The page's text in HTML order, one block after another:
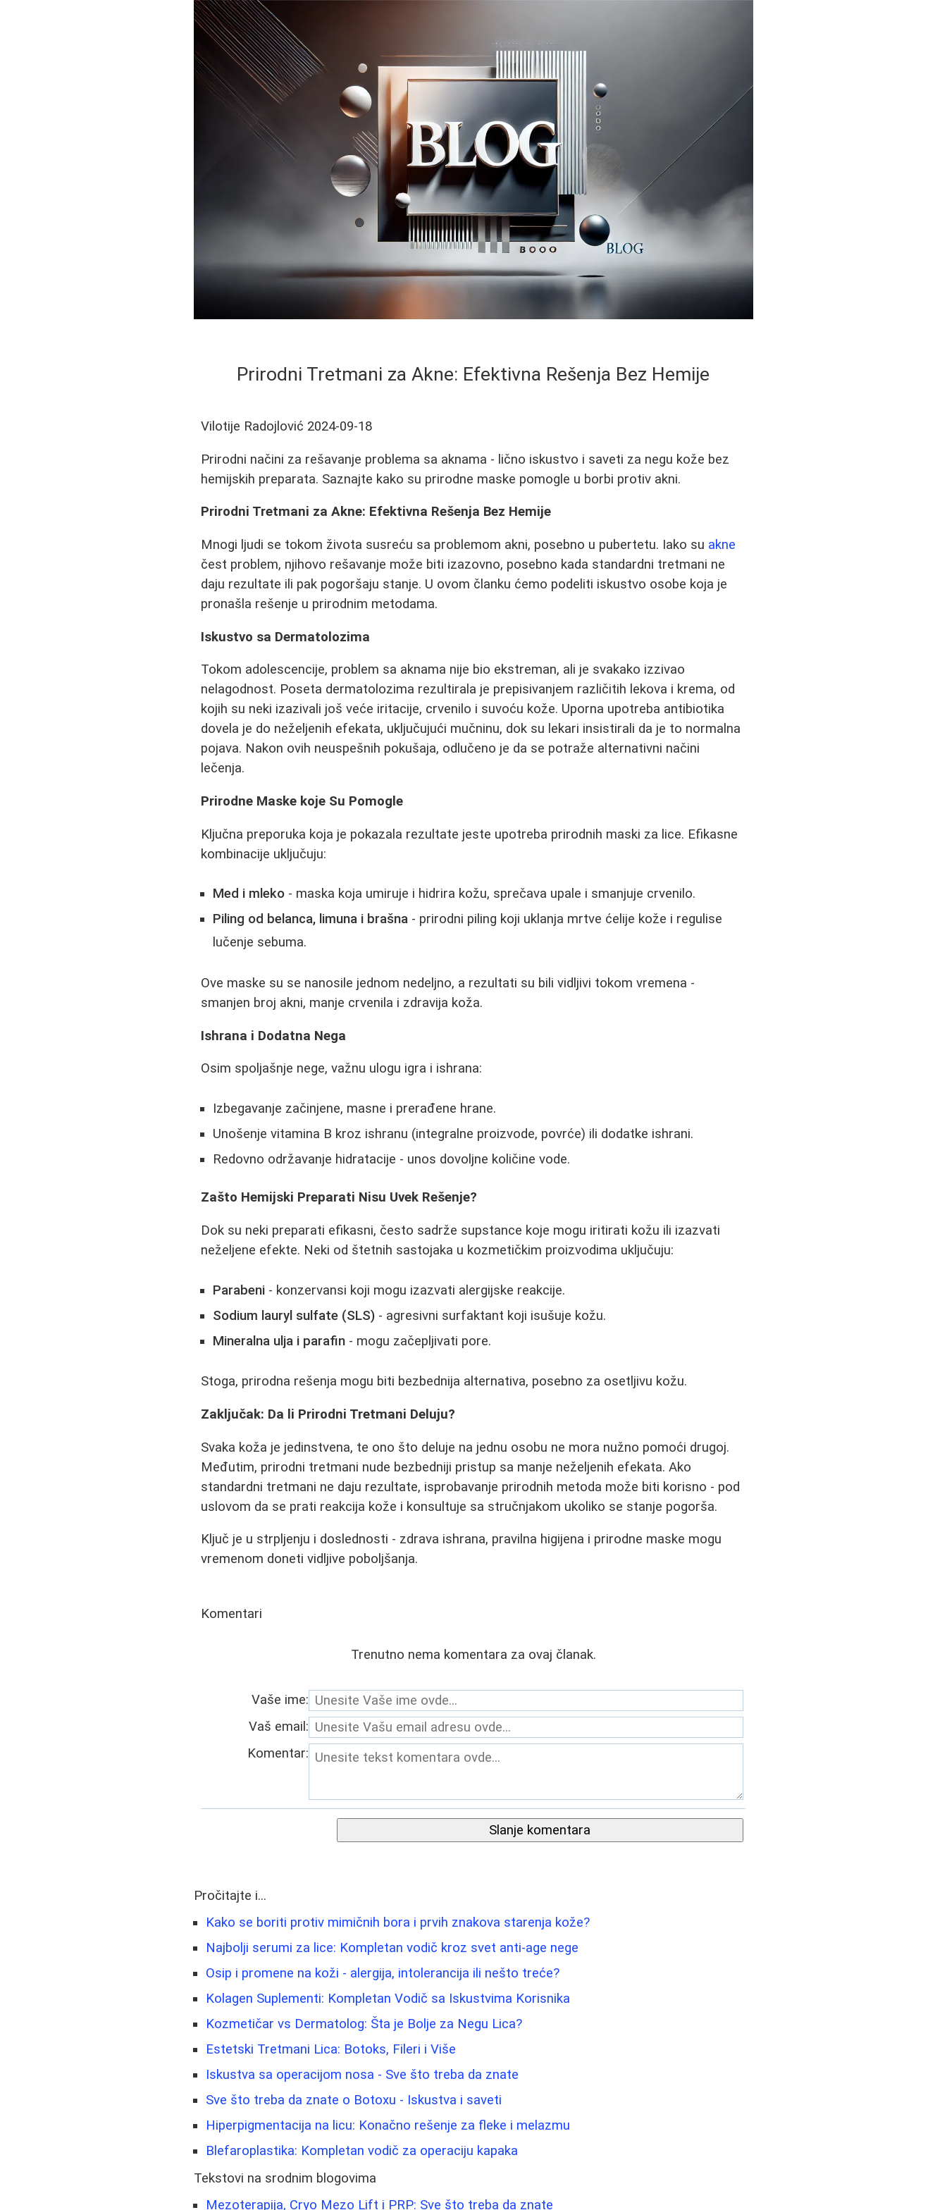
Prirodni Tretmani za Akne: Efektivna Rešenja Bez Hemije
Vilotije Radojlović 2024-09-18
Prirodni načini za rešavanje problema sa aknama - lično iskustvo i saveti za negu kože bez
hemijskih preparata. Saznajte kako su prirodne maske pomogle u borbi protiv akni.
Prirodni Tretmani za Akne: Efektivna Rešenja Bez Hemije
Mnogi ljudi se tokom života susreću sa problemom akni, posebno u pubertetu. Iako su akne
čest problem, njihovo rešavanje može biti izazovno, posebno kada standardni tretmani ne
daju rezultate ili pak pogoršaju stanje. U ovom članku ćemo podeliti iskustvo osobe koja je
pronašla rešenje u prirodnim metodama.
Iskustvo sa Dermatolozima
Tokom adolescencije, problem sa aknama nije bio ekstreman, ali je svakako izzivao
nelagodnost. Poseta dermatolozima rezultirala je prepisivanjem različitih lekova i krema, od
kojih su neki izazivali još veće iritacije, crvenilo i suvoću kože. Uporna upotreba antibiotika
dovela je do neželjenih efekata, uključujući mučninu, dok su lekari insistirali da je to normalna
pojava. Nakon ovih neuspešnih pokušaja, odlučeno je da se potraže alternativni načini
lečenja.
Prirodne Maske koje Su Pomogle
Ključna preporuka koja je pokazala rezultate jeste upotreba prirodnih maski za lice. Efikasne
kombinacije uključuju:
Med i mleko - maska koja umiruje i hidrira kožu, sprečava upale i smanjuje crvenilo.
Piling od belanca, limuna i brašna - prirodni piling koji uklanja mrtve ćelije kože i regulise
lučenje sebuma.
Ove maske su se nanosile jednom nedeljno, a rezultati su bili vidljivi tokom vremena -
smanjen broj akni, manje crvenila i zdravija koža.
Ishrana i Dodatna Nega
Osim spoljašnje nege, važnu ulogu igra i ishrana:
Izbegavanje začinjene, masne i prerađene hrane.
Unošenje vitamina B kroz ishranu (integralne proizvode, povrće) ili dodatke ishrani.
Redovno održavanje hidratacije - unos dovoljne količine vode.
Zašto Hemijski Preparati Nisu Uvek Rešenje?
Dok su neki preparati efikasni, često sadrže supstance koje mogu iritirati kožu ili izazvati
neželjene efekte. Neki od štetnih sastojaka u kozmetičkim proizvodima uključuju:
Parabeni - konzervansi koji mogu izazvati alergijske reakcije.
Sodium lauryl sulfate (SLS) - agresivni surfaktant koji isušuje kožu.
Mineralna ulja i parafin - mogu začepljivati pore.
Stoga, prirodna rešenja mogu biti bezbednija alternativa, posebno za osetljivu kožu.
Zaključak: Da li Prirodni Tretmani Deluju?
Svaka koža je jedinstvena, te ono što deluje na jednu osobu ne mora nužno pomoći drugoj.
Međutim, prirodni tretmani nude bezbedniji pristup sa manje neželjenih efekata. Ako
standardni tretmani ne daju rezultate, isprobavanje prirodnih metoda može biti korisno - pod
uslovom da se prati reakcija kože i konsultuje sa stručnjakom ukoliko se stanje pogorša.
Ključ je u strpljenju i doslednosti - zdrava ishrana, pravilna higijena i prirodne maske mogu
vremenom doneti vidljive poboljšanja.
Komentari
Trenutno nema komentara za ovaj članak.
Vaše ime:
Vaš email:
Komentar:
Slanje komentara
Pročitajte i...
Kako se boriti protiv mimičnih bora i prvih znakova starenja kože?
Najbolji serumi za lice: Kompletan vodič kroz svet anti-age nege
Osip i promene na koži - alergija, intolerancija ili nešto treće?
Kolagen Suplementi: Kompletan Vodič sa Iskustvima Korisnika
Kozmetičar vs Dermatolog: Šta je Bolje za Negu Lica?
Estetski Tretmani Lica: Botoks, Fileri i Više
Iskustva sa operacijom nosa - Sve što treba da znate
Sve što treba da znate o Botoxu - Iskustva i saveti
Hiperpigmentacija na licu: Konačno rešenje za fleke i melazmu
Blefaroplastika: Kompletan vodič za operaciju kapaka
Tekstovi na srodnim blogovima
Mezoterapija, Cryo Mezo Lift i PRP: Sve što treba da znate